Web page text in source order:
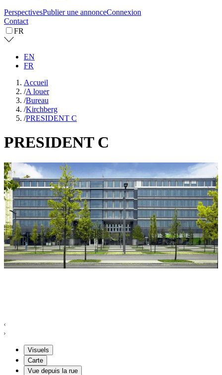
PerspectivesPublier une annonceConnexion
Contact
FR
EN
FR
Accueil
/A louer
/Bureau
/Kirchberg
/PRESIDENT C
PRESIDENT C
Visuels
Carte
Vue depuis la rue